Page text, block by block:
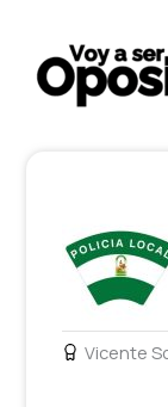
contenido
Vicente